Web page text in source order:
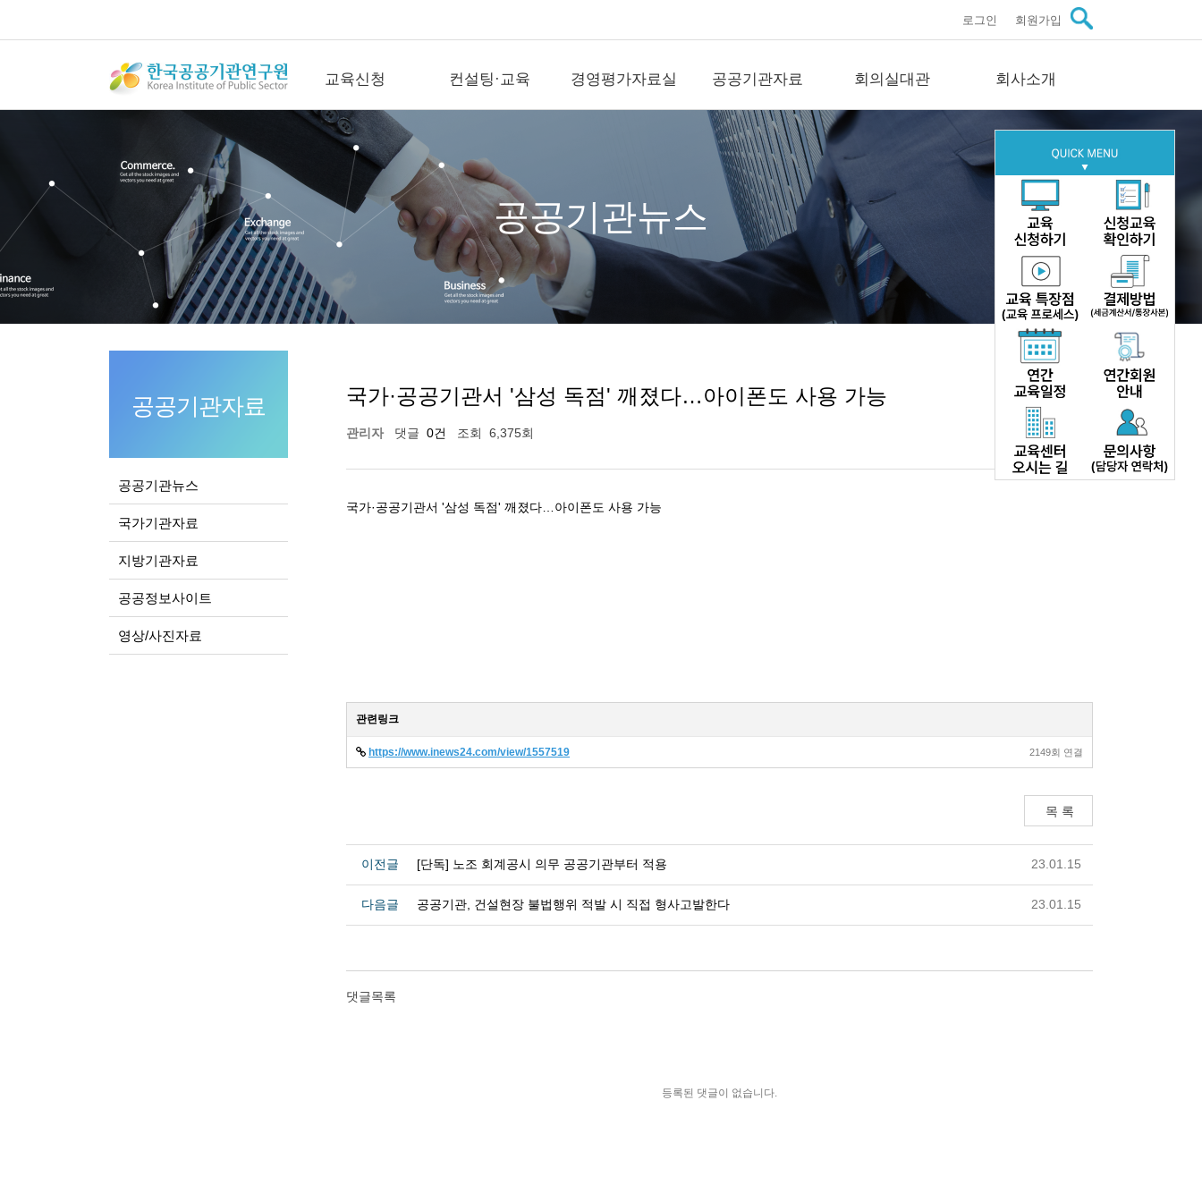
회원가입
로그인
교육신청 컨설팅·교육 경영평가자료실 공공기관자료 회의실대관 회사소개
교육신청
공개교육신청
컨퍼런스신청
직무관리사(SME)신
연간회원신청
수강후기
갤러리
문의
경평교수섭외
전문교육위탁(워크
숍)
경영평가/자문
지표개발/개선
출자출연기관평가
역대평가위원
공공기관자료
공공기관뉴스
국가기관자료
지방기관자료
공공정보사이트
영상/사진자료
미션·비전·연혁
주요실적
오시는길
문의
공공기관뉴스
공공기관자료
공공기관뉴스
국가기관자료
지방기관자료
공공정보사이트
영상/사진자료
국가·공공기관서 '삼성 독점' 깨졌다…아이폰도 사용 가능
관리자 댓글 0건 조회 6,375회 23-01-15 16:24
국가·공공기관서 '삼성 독점' 깨졌다…아이폰도 사용 가능
관련링크
https://www.inews24.com/view/1557519 2149회 연결
목 록
이전글 [단독] 노조 회계공시 의무 공공기관부터 적용 23.01.15
다음글 공공기관, 건설현장 불법행위 적발 시 직접 형사고발한다 23.01.15
댓글목록
등록된 댓글이 없습니다.